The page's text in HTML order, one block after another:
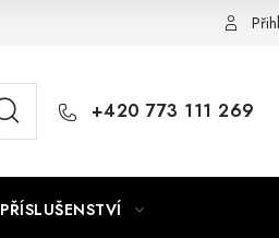
+420 773 111 269
PŘÍSLUŠENSTVÍ